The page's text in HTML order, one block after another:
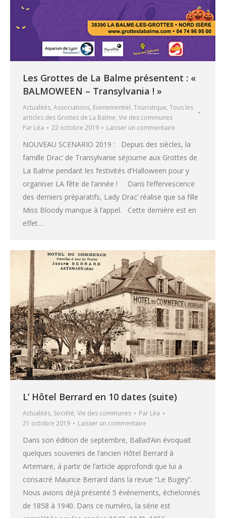
Les Grottes de La Balme présentent : «
BALMOWEEN – Transylvania ! »
Actualités, Associations, Evenementiel, Touristique, Tous les
articles des Grottes de La Balme, Vie des communes
Par Léa 22 octobre 2019 Laisser un commentaire
NOUVEAU SCENARIO 2019 : Depuis des siècles, la
famille Drac’ de Transylvanie séjourne aux Grottes de
La Balme pendant les festivités d’Halloween pour y
organiser LA fête de l’année ! Dans l’effervescence
des derniers préparatifs, Lady Drac’ réalise que sa fille
Miss Bloody manque à l’appel. Cette dernière est en
effet…
L’ Hôtel Berrard en 10 dates (suite)
Actualités, Société, Vie des communes Par Léa
21 octobre 2019
Laisser un commentaire
Dans son édition de septembre, Ballad’Ain évoquait
quelques souvenirs de l’ancien Hôtel Berrard à
Artemare, à partir de l’article approfondi que lui a
consacré Maurice Berrard dans la revue “Le Bugey”.
Nous avions déjà présenté 5 événements, échelonnés
de 1858 à 1940. Dans ce numéro, la série est